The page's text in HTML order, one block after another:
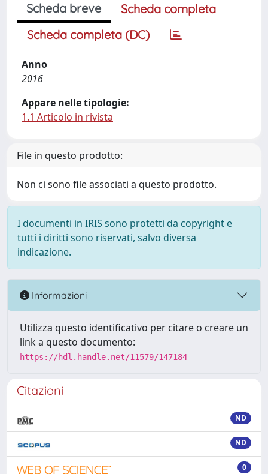
Scheda breve
Scheda completa
Scheda completa (DC)
Anno
2016
Appare nelle tipologie:
1.1 Articolo in rivista
File in questo prodotto:
Non ci sono file associati a questo prodotto.
I documenti in IRIS sono protetti da copyright e
tutti i diritti sono riservati, salvo diversa
indicazione.
Informazioni
Utilizza questo identificativo per citare o creare un
link a questo documento:
https://hdl.handle.net/11579/147184
Citazioni
ND
ND
0